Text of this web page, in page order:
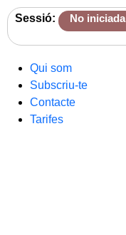
Sessió: No iniciada
Qui som
Subscriu-te
Contacte
Tarifes